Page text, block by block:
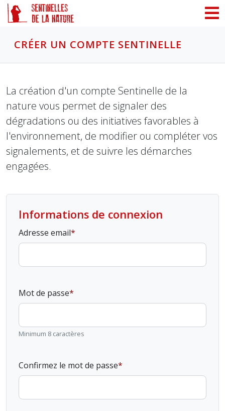
CRÉER UN COMPTE SENTINELLE
La création d'un compte Sentinelle de la
nature vous permet de signaler des
dégradations ou des initiatives favorables à
l'environnement, de modifier ou compléter vos
signalements, et de suivre les démarches
engagées.
Informations de connexion
Adresse email
Mot de passe
Minimum 8 caractères
Confirmez le mot de passe
Panneau de gestion des cookies